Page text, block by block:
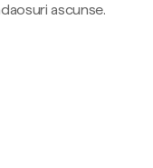
ascunse.